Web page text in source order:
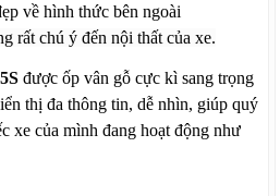
về hình thức bên ngoài
rất chú ý đến nội thất của xe.
được ốp vân gỗ cực kì sang trọng
thị đa thông tin, dễ nhìn, giúp quý
xe của mình đang hoạt động như